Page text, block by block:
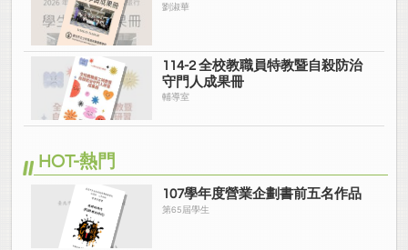
劉淑華
114-2 全校教職員特教暨自殺防治
守門人成果冊
輔導室
HOT-熱門
107學年度營業企劃書前五名作品
第65屆學生